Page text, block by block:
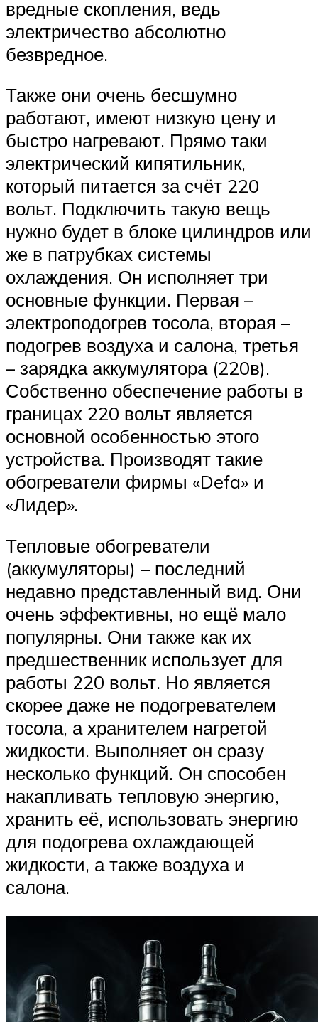
вредные скопления, ведь
электричество абсолютно
безвредное.
Также они очень бесшумно
работают, имеют низкую цену и
быстро нагревают. Прямо таки
электрический кипятильник,
который питается за счёт 220
вольт. Подключить такую вещь
нужно будет в блоке цилиндров или
же в патрубках системы
охлаждения. Он исполняет три
основные функции. Первая –
электроподогрев тосола, вторая –
подогрев воздуха и салона, третья
– зарядка аккумулятора (220в).
Собственно обеспечение работы в
границах 220 вольт является
основной особенностью этого
устройства. Производят такие
обогреватели фирмы «Defa» и
«Лидер».
Тепловые обогреватели
(аккумуляторы) – последний
недавно представленный вид. Они
очень эффективны, но ещё мало
популярны. Они также как их
предшественник использует для
работы 220 вольт. Но является
скорее даже не подогревателем
тосола, а хранителем нагретой
жидкости. Выполняет он сразу
несколько функций. Он способен
накапливать тепловую энергию,
хранить её, использовать энергию
для подогрева охлаждающей
жидкости, а также воздуха и
салона.